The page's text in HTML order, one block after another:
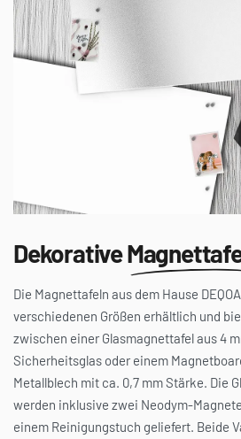
Dekorative
Die Magnettafeln aus dem Hause
verschiedenen Größen erhältlich und
zwischen einer Glasmagnettafel aus 4
Sicherheitsglas oder einem
Metallblech mit ca. 0,7 mm Stärke. Die
werden inklusive zwei Neodym-
einem Reinigungstuch geliefert. Beide